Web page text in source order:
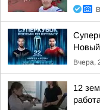
Новый
Вчера,
12